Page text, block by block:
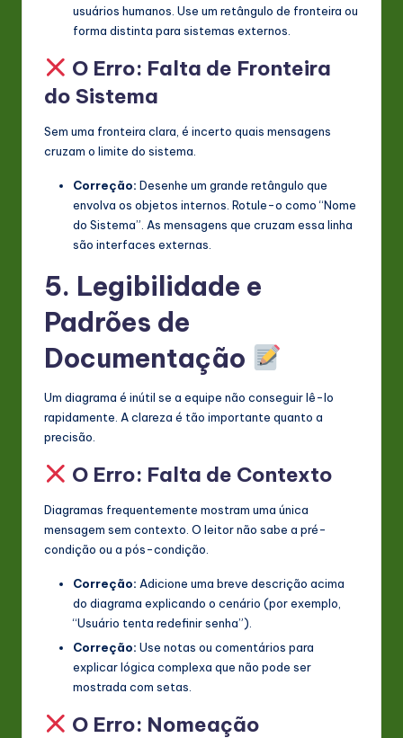
usuários humanos. Use um retângulo de fronteira ou
forma distinta para sistemas externos.
O Erro: Falta de Fronteira
do Sistema
Sem uma fronteira clara, é incerto quais mensagens
cruzam o limite do sistema.
Correção: Desenhe um grande retângulo que
envolva os objetos internos. Rotule-o como “Nome
do Sistema”. As mensagens que cruzam essa linha
são interfaces externas.
5. Legibilidade e
Padrões de
Documentação
Um diagrama é inútil se a equipe não conseguir lê-lo
rapidamente. A clareza é tão importante quanto a
precisão.
O Erro: Falta de Contexto
Diagramas frequentemente mostram uma única
mensagem sem contexto. O leitor não sabe a pré-
condição ou a pós-condição.
Correção: Adicione uma breve descrição acima
do diagrama explicando o cenário (por exemplo,
“Usuário tenta redefinir senha”).
Correção: Use notas ou comentários para
explicar lógica complexa que não pode ser
mostrada com setas.
O Erro: Nomeação